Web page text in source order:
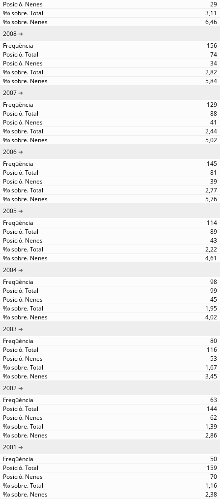
29
3,11
6,46
2008
156
74
34
2,82
5,84
2007
129
88
41
2,44
5,02
2006
145
81
39
2,77
5,76
2005
114
89
43
2,22
4,61
2004
98
99
45
1,95
4,02
2003
80
116
53
1,67
3,45
2002
63
144
62
1,39
2,86
2001
50
159
70
1,16
2,38